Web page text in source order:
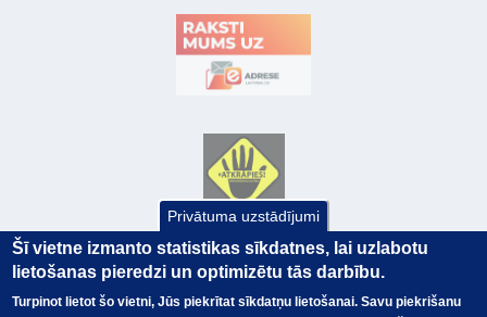
Privātuma uzstādījumi
Šī vietne izmanto statistikas sīkdatnes, lai uzlabotu
lietošanas pieredzi un optimizētu tās darbību.
Turpinot lietot šo vietni, Jūs piekrītat sīkdatņu lietošanai. Savu piekrišanu